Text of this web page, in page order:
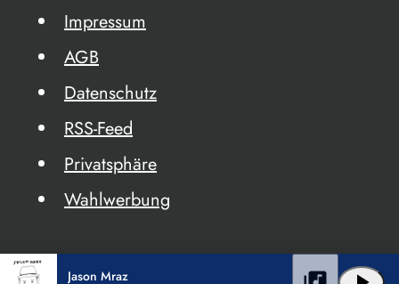
Impressum
AGB
Datenschutz
RSS-Feed
Privatsphäre
Wahlwerbung
Jason Mraz